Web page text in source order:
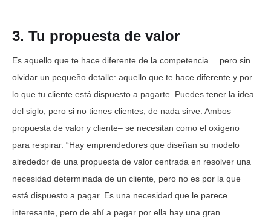
3. Tu propuesta de valor
Es aquello que te hace diferente de la competencia… pero sin
olvidar un pequeño detalle: aquello que te hace diferente y por
lo que tu cliente está dispuesto a pagarte. Puedes tener la idea
del siglo, pero si no tienes clientes, de nada sirve. Ambos –
propuesta de valor y cliente– se necesitan como el oxígeno
para respirar. “Hay emprendedores que diseñan su modelo
alrededor de una propuesta de valor centrada en resolver una
necesidad determinada de un cliente, pero no es por la que
está dispuesto a pagar. Es una necesidad que le parece
interesante, pero de ahí a pagar por ella hay una gran